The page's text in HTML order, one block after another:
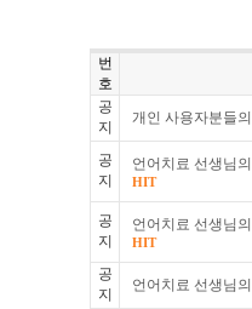
번
호
공
지
개인 사용자분들
공
지
언어치료 선생님
HIT
공
지
언어치료 선생님
HIT
공
지
언어치료 선생님